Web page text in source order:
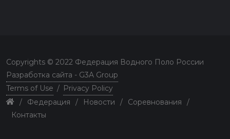
Copyrights © 2022 Федерация Водного Поло России
Разработка сайта - G3A Group
Terms of Use / Privacy Policy
/
Федерация / Новости / Соревнования
/
Контакты